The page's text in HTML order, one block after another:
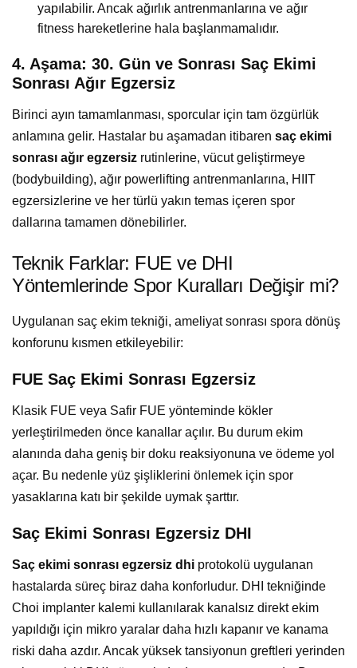
yapılabilir. Ancak ağırlık antrenmanlarına ve ağır
fitness hareketlerine hala başlanmamalıdır.
4. Aşama: 30. Gün ve Sonrası Saç Ekimi
Sonrası Ağır Egzersiz
Birinci ayın tamamlanması, sporcular için tam özgürlük
anlamına gelir. Hastalar bu aşamadan itibaren saç ekimi
sonrası ağır egzersiz rutinlerine, vücut geliştirmeye
(bodybuilding), ağır powerlifting antrenmanlarına, HIIT
egzersizlerine ve her türlü yakın temas içeren spor
dallarına tamamen dönebilirler.
Teknik Farklar: FUE ve DHI
Yöntemlerinde Spor Kuralları Değişir mi?
Uygulanan saç ekim tekniği, ameliyat sonrası spora dönüş
konforunu kısmen etkileyebilir:
FUE Saç Ekimi Sonrası Egzersiz
Klasik FUE veya Safir FUE yönteminde kökler
yerleştirilmeden önce kanallar açılır. Bu durum ekim
alanında daha geniş bir doku reaksiyonuna ve ödeme yol
açar. Bu nedenle yüz şişliklerini önlemek için spor
yasaklarına katı bir şekilde uymak şarttır.
Saç Ekimi Sonrası Egzersiz DHI
Saç ekimi sonrası egzersiz dhi protokolü uygulanan
hastalarda süreç biraz daha konforludur. DHI tekniğinde
Choi implanter kalemi kullanılarak kanalsız direkt ekim
yapıldığı için mikro yaralar daha hızlı kapanır ve kanama
riski daha azdır. Ancak yüksek tansiyonun greftleri yerinden